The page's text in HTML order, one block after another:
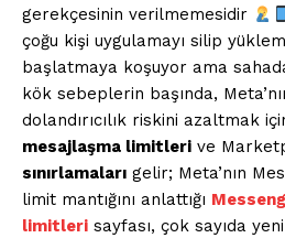
gerekçesinin verilmemesidir
çoğu kişi uygulamayı silip
başlatmaya koşuyor ama
kök sebeplerin başında,
dolandırıcılık riskini azaltmak
mesajlaşma limitleri ve
sınırlamaları gelir; Meta’nın
limit mantığını anlattığı
limitleri sayfası, çok sayıda